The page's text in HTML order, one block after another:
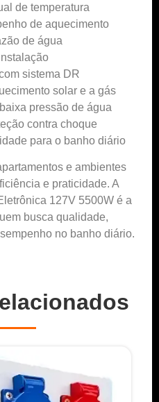
de temperatura
de aquecimento
de água
sistema DR
solar e a gás
pressão de água
contra choque
para o banho diário
e ambientes
e praticidade. A
127V 5500W é a
busca qualidade,
no banho diário.